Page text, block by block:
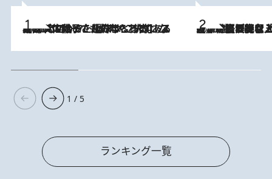
2026.8.5
【阿川佐和子さんの年とる力】なぜ70代で始めた趣味は“こんなに楽しい”のか？ ピアノ、俳句…スランプに陥っても続けられる“ある秘訣”とは 2026.8.5
【なぜ吉沢亮は「気配を消せる」のか？】興行収入208億の『国宝』を経て挑むミュージカル『ディア・エヴァン・ハンセン』。トップ俳優が舞台上でさらけ出した“孤独”とは
1 / 5
ランキング一覧